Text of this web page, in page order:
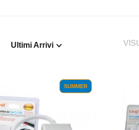
Ultimi Arrivi
SUMMER